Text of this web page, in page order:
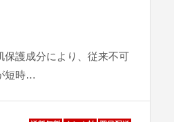
保護成分により、従来不可
短時…